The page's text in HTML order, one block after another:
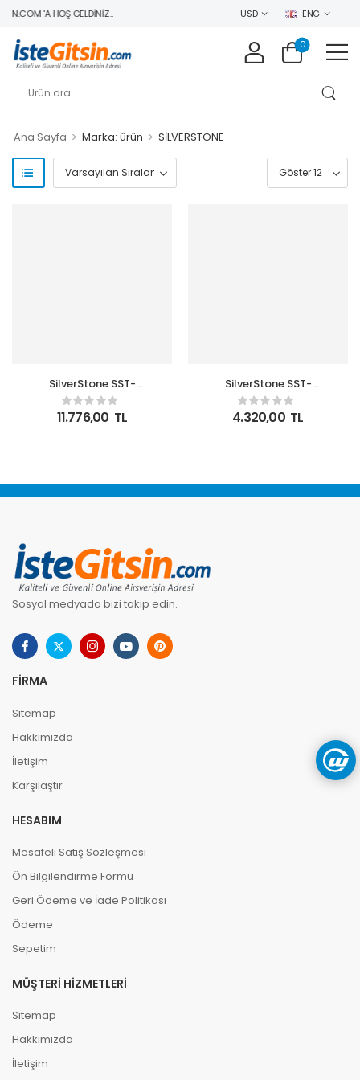
'A HOŞ GELDINIZ.. USD ENG
0
Ana Sayfa > Marka: ürün > SİLVERSTONE
SilverStone SST-
PF360W-ARGB-V2 ARGB
Intel-AMD
Uyumlu,360mm
11.776,00 TL
SilverStone SST-
HYD120W-ARGB
Hydrogon Inte& AMD
Uyumlu,12cm Led
4.320,00 TL
Sosyal medyada bizi takip edin.
FIRMA
Sitemap
Hakkımızda
İletişim
Karşılaştır
HESABIM
Mesafeli Satış Sözleşmesi
Ön Bilgilendirme Formu
Geri Ödeme ve İade Politikası
Ödeme
Sepetim
MÜŞTERI HIZMETLERI
Sitemap
Hakkımızda
İletişim